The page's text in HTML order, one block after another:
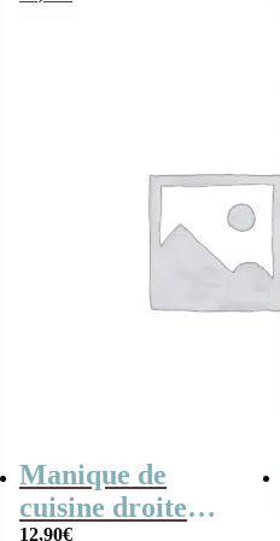
Manique de
cuisine droite
12,90€